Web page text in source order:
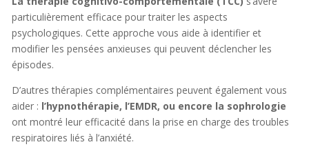
particulièrement efficace pour traiter les aspects
psychologiques. Cette approche vous aide à identifier et
modifier les pensées anxieuses qui peuvent déclencher les
épisodes.
D’autres thérapies complémentaires peuvent également vous
aider : l’hypnothérapie, l’EMDR, ou encore la sophrologie
ont montré leur efficacité dans la prise en charge des troubles
respiratoires liés à l’anxiété.